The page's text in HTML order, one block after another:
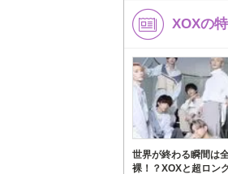
XOXの
世界が終わる瞬間は
裸！？XOXと超ロン